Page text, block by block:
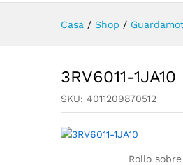
Casa / Shop /
3RV6011-1JA10
SKU: 4011209870512
Rollo